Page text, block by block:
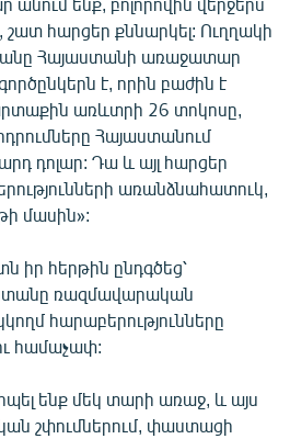
շատ հարցեր քննարկել: Ուղղակի
Հայաստանի առաջատար
է, որին բաժին է
առևտրի 26 տոկոսը,
Հայաստանում
դոլար: Դա և այլ հարցեր
առանձնահատուկ,
մասին»:
իր հերթին ընդգծեց՝
ռազմավարական
հարաբերությունները
համաչափ:
ենք մեկ տարի առաջ, և այս
շփումներում, փաստացի